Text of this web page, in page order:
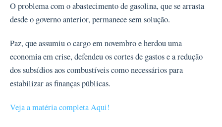
O problema com o abastecimento de gasolina, que se arrasta
desde o governo anterior, permanece sem solução.
Paz, que assumiu o cargo em novembro e herdou uma
economia em crise, defendeu os cortes de gastos e a redução
dos subsídios aos combustíveis como necessários para
estabilizar as finanças públicas.
Veja a matéria completa Aqui!